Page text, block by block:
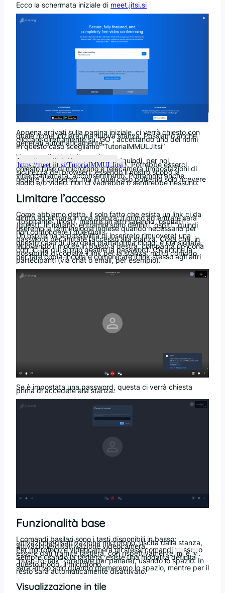
Ecco la schermata iniziale di meet.jitsi.si
Appena arrivati sulla pagina iniziale, ci verrà chiesto con
quale nome iniziare una nuova stanza. Possiamo anche
cliccare direttamente su “GO”, accettando uno dei nomi
generati automaticamente.
In questo caso scegliamo “TutorialMMULJitsi”
Verremo dirottati alla pagina
https://meet.jitsi.si/<nome_stanza> (quindi, per noi,
https://meet.jit.si/TutorialMMULJitsi ). Potrebbe esserci
chiesto l’uso di microfono e telecamera (impostazioni di
sicurezza del browser): essendo il nostro scopo la
videocahiamata, acconsentiremo. Potremmo anche
negare il consenso, ma in quel caso potremo solo ricevere
audio e/o video: non ci vedrebbe o sentirebbe nessuno.
Limitare l’accesso
Come abbiamo detto, il solo fatto che esista un link ci da
diritto ad entrare in una stanza; il primo ad entrare sarà
“l’ospitante” (host), mentre gli altri saranno “ospitati”
(guest). In italiano, entrambi sono definiti “ospiti”, quindi
useremo la terminologia inglese quando necessario per
non confondere i due ruoli.
Un ospite ha la possibilità di inserire(o rimuovere) una
password per limitare l’accesso alla stanza. Cosa che, in
questo caso di uso della piattaforma cloud, è consigliata.
Muovendo il mouse in basso a destra, comparirà un’icona
con “i”: da qui si può gestire la password. C’è anche la
possibilità di copiare il link per la stanza: molto comodo
per fare copia-incolla e comunicare il link stesso agli altri
partecipanti (via chat o email, per esempio).
Se è impostata una password, questa ci verrà chiesta
prima di accedere alla stanza.
Funzionalità base
I comandi basilari sono i tasti disponibili in basso:
attivazione/disattivazione microfono, uscita dalla stanza,
attivazione/disattivazione videocamera.
Per microfono e videocamera gli stessi comandi possono
essere dati tramite tastiera, con rispettivamentemev.
Sempre usando la tastiera, esiste una modalità definita
“push-to-talk” (premere per parlare), usando lo spazio. In
questo modo, il microfono
sarà attivo solo quando premeremo lo spazio, mentre per il
resto sarà automaticamente disattivato.
Visualizzazione in tile